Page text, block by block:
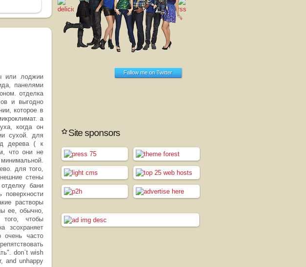
или лоджии
панелями
отделка
и выгодно
которое в
а
когда он
сухой. для
дерева ( к
что они не
для того,
стены
бани
поверхности
растворы
ее, обычно,
того, чтобы
зсохраняет
очень часто
don`t wish
and unhappy
Fallow me on Twitter
Site sponsors